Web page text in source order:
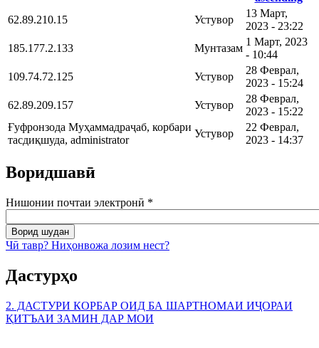
62.89.210.15 Устувор
13 Март,
2023 - 23:22
185.177.2.133
Мунтазам
1 Март, 2023
- 10:44
109.74.72.125
Устувор
28 Феврал,
2023 - 15:24
62.89.209.157
Устувор
28 Феврал,
2023 - 15:22
Ғуфронзода Муҳаммадраҷаб, корбари
тасдиқшуда, administrator
Устувор
22 Феврал,
2023 - 14:37
Воридшавӣ
Нишонии почтаи электронӣ *
Чӣ тавр? Ниҳонвожа лозим нест?
Дастурҳо
2. ДАСТУРИ КОРБАР ОИД БА ШАРТНОМАИ ИҶОРАИ
ҚИТЪАИ ЗАМИН ДАР МОИ